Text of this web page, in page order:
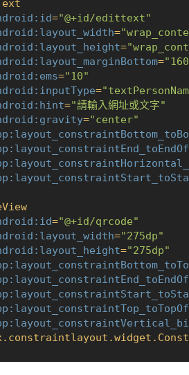
="@+id/edittext"
=
=
=
="10"
=
="請輸入網址或文字"
="center"
="@+id/qrcode"
="275dp"
="275dp"